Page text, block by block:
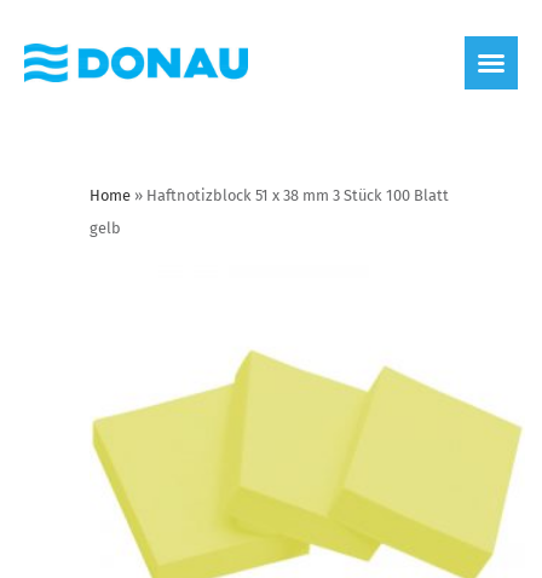
Home » Haftnotizblock 51 x 38 mm 3 Stück 100 Blatt
gelb